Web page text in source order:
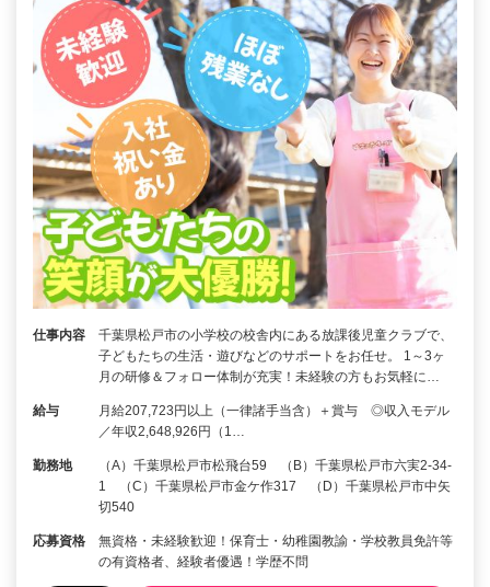
仕事内容
千葉県松戸市の小学校の校舎内にある放課後児童クラブで、
子どもたちの生活・遊びなどのサポートをお任せ。 1～3ヶ
月の研修＆フォロー体制が充実！未経験の方もお気軽に…
給与
月給207,723円以上（一律諸手当含）＋賞与 ◎収入モデル
／年収2,648,926円（1…
勤務地
（A）千葉県松戸市松飛台59 （B）千葉県松戸市六実2-34-
1 （C）千葉県松戸市金ケ作317 （D）千葉県松戸市中矢
切540
応募資格
無資格・未経験歓迎！保育士・幼稚園教諭・学校教員免許等
の有資格者、経験者優遇！学歴不問